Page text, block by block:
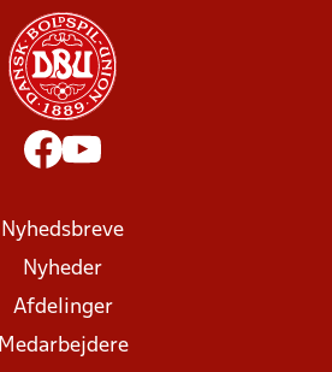
Nyhedsbreve
Nyheder
Afdelinger
Medarbejdere